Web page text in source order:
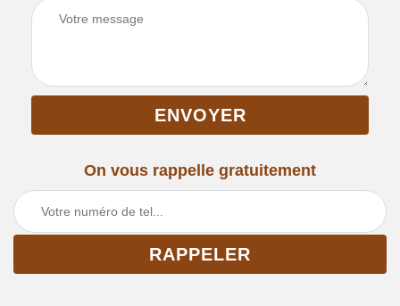
On vous rappelle gratuitement